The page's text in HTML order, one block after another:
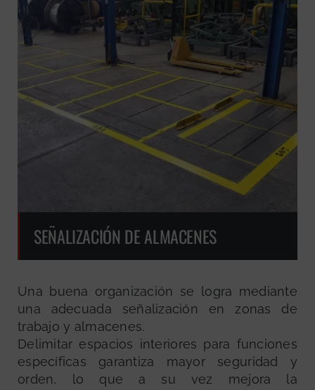
SEÑALIZACIÓN DE ALMACENES
Una buena organización se logra mediante
una adecuada señalización en zonas de
trabajo y almacenes.
Delimitar espacios interiores para funciones
específicas garantiza mayor seguridad y
orden, lo que a su vez mejora la